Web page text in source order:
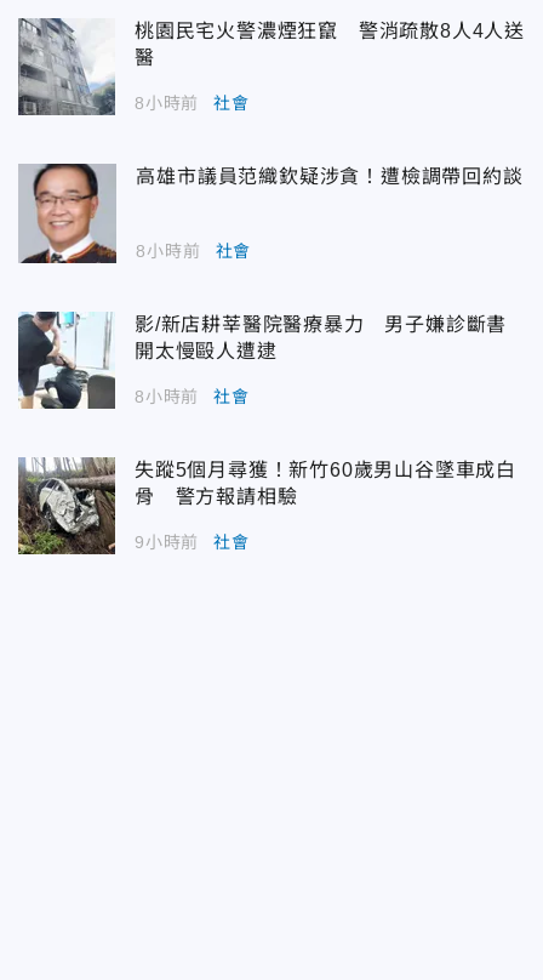
桃園民宅火警濃煙狂竄 警消疏散8人4人送
醫
8小時前 社會
高雄市議員范織欽疑涉貪！遭檢調帶回約談
8小時前 社會
影/新店耕莘醫院醫療暴力 男子嫌診斷書
開太慢毆人遭逮
8小時前 社會
失蹤5個月尋獲！新竹60歲男山谷墜車成白
骨 警方報請相驗
9小時前 社會